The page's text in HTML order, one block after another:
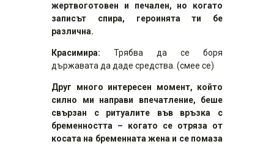
жертвоготовен и печален, но когато
записът спира, героинята ти бе
различна.
Красимира: Трябва да се боря
държавата да даде средства. (смее се)
Друг много интересен момент, който
силно ми направи впечатление, беше
свързан с ритуалите във връзка с
бременността – когато се отряза от
косата на бременната жена и се помаза